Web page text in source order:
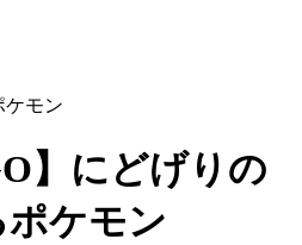
ケモン
】にどげりの
ケモン